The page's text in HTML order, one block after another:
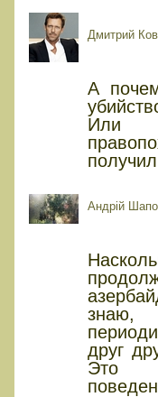
Дмитрий
А
Или
Андрій
знаю,
друг
Это